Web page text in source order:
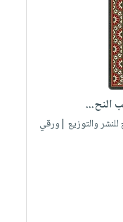
النح...
للنشر والتوزيع |ورقي